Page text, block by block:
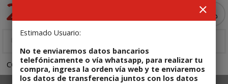
Estimado Usuario:
No te enviaremos datos bancarios
telefónicamente o vía whatsapp, para realizar tu
compra, ingresa la orden vía web y te enviaremos
los datos de transferencia juntos con los datos
COMPUTADORAS Componentes de PC Memorias RAM